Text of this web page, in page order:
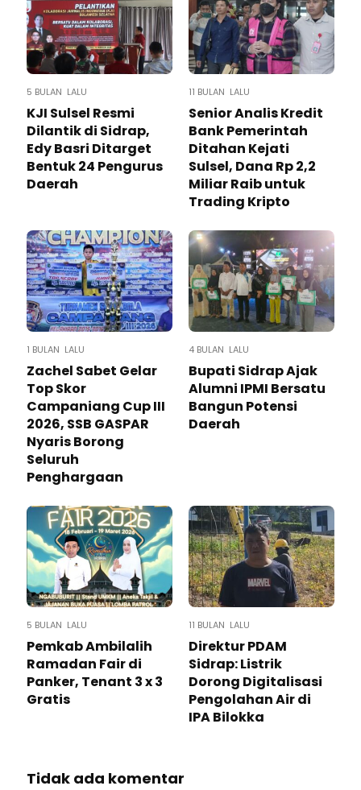
5 BULAN LALU
KJI Sulsel Resmi
Dilantik di Sidrap,
Edy Basri Ditarget
Bentuk 24 Pengurus
Daerah
11 BULAN LALU
Senior Analis Kredit
Bank Pemerintah
Ditahan Kejati
Sulsel, Dana Rp 2,2
Miliar Raib untuk
Trading Kripto
1 BULAN LALU
Zachel Sabet Gelar
Top Skor
Campaniang Cup III
2026, SSB GASPAR
Nyaris Borong
Seluruh
Penghargaan
4 BULAN LALU
Bupati Sidrap Ajak
Alumni IPMI Bersatu
Bangun Potensi
Daerah
5 BULAN LALU
Pemkab Ambilalih
Ramadan Fair di
Panker, Tenant 3 x 3
Gratis
11 BULAN LALU
Direktur PDAM
Sidrap: Listrik
Dorong Digitalisasi
Pengolahan Air di
IPA Bilokka
Tidak ada komentar